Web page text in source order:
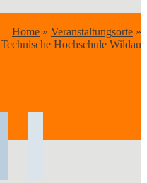
Home » Veranstaltungsorte »
Technische Hochschule Wildau